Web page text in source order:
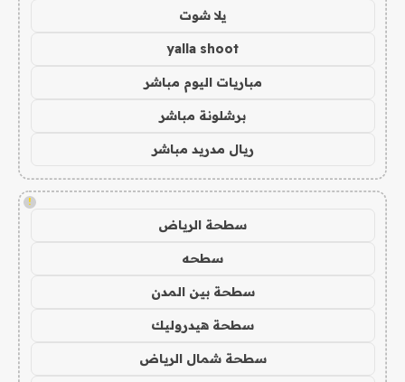
يلا شوت
yalla shoot
مباريات اليوم مباشر
برشلونة مباشر
ريال مدريد مباشر
!
سطحة الرياض
سطحه
سطحة بين المدن
سطحة هيدروليك
سطحة شمال الرياض